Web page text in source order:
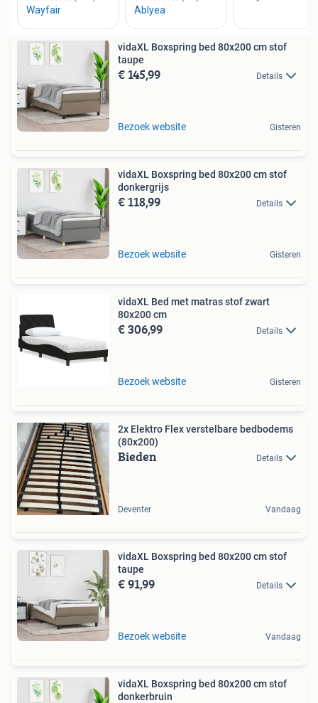
vidaXL Boxspring bed 80x200 cm stof
taupe
€ 145,99 Details
Bezoek website Gisteren
vidaXL Boxspring bed 80x200 cm stof
donkergrijs
€ 118,99 Details
Bezoek website Gisteren
vidaXL Bed met matras stof zwart
80x200 cm
€ 306,99 Details
Bezoek website Gisteren
2x Elektro Flex verstelbare bedbodems
(80x200)
Bieden Details
Deventer Vandaag
vidaXL Boxspring bed 80x200 cm stof
taupe
€ 91,99 Details
Bezoek website Vandaag
vidaXL Boxspring bed 80x200 cm stof
donkerbruin